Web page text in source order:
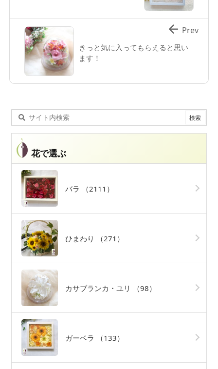
きっと気に入ってもらえると思い
ます！
 Prev
花で選ぶ
バラ （2111）
ひまわり （271）
カサブランカ・ユリ （98）
ガーベラ （133）